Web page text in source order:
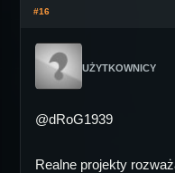
#16
UŻYTKOWNICY
@dRoG1939
Realne projekty